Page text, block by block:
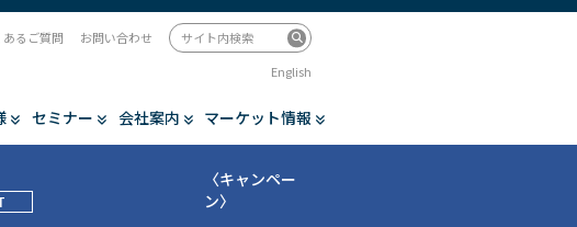
セミナー 会社案内 マーケット情報
あるご質問
お問い合わせ
English
〈キャンペー
ン〉